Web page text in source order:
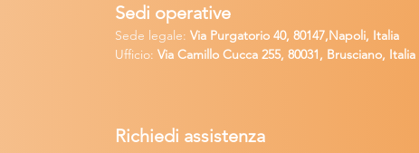
Sedi operative
Sede legale:Via Purgatorio 40, 80147,Napoli, Italia
Ufficio:Via Camillo Cucca 255, 80031, Brusciano, Italia
Richiedi assistenza